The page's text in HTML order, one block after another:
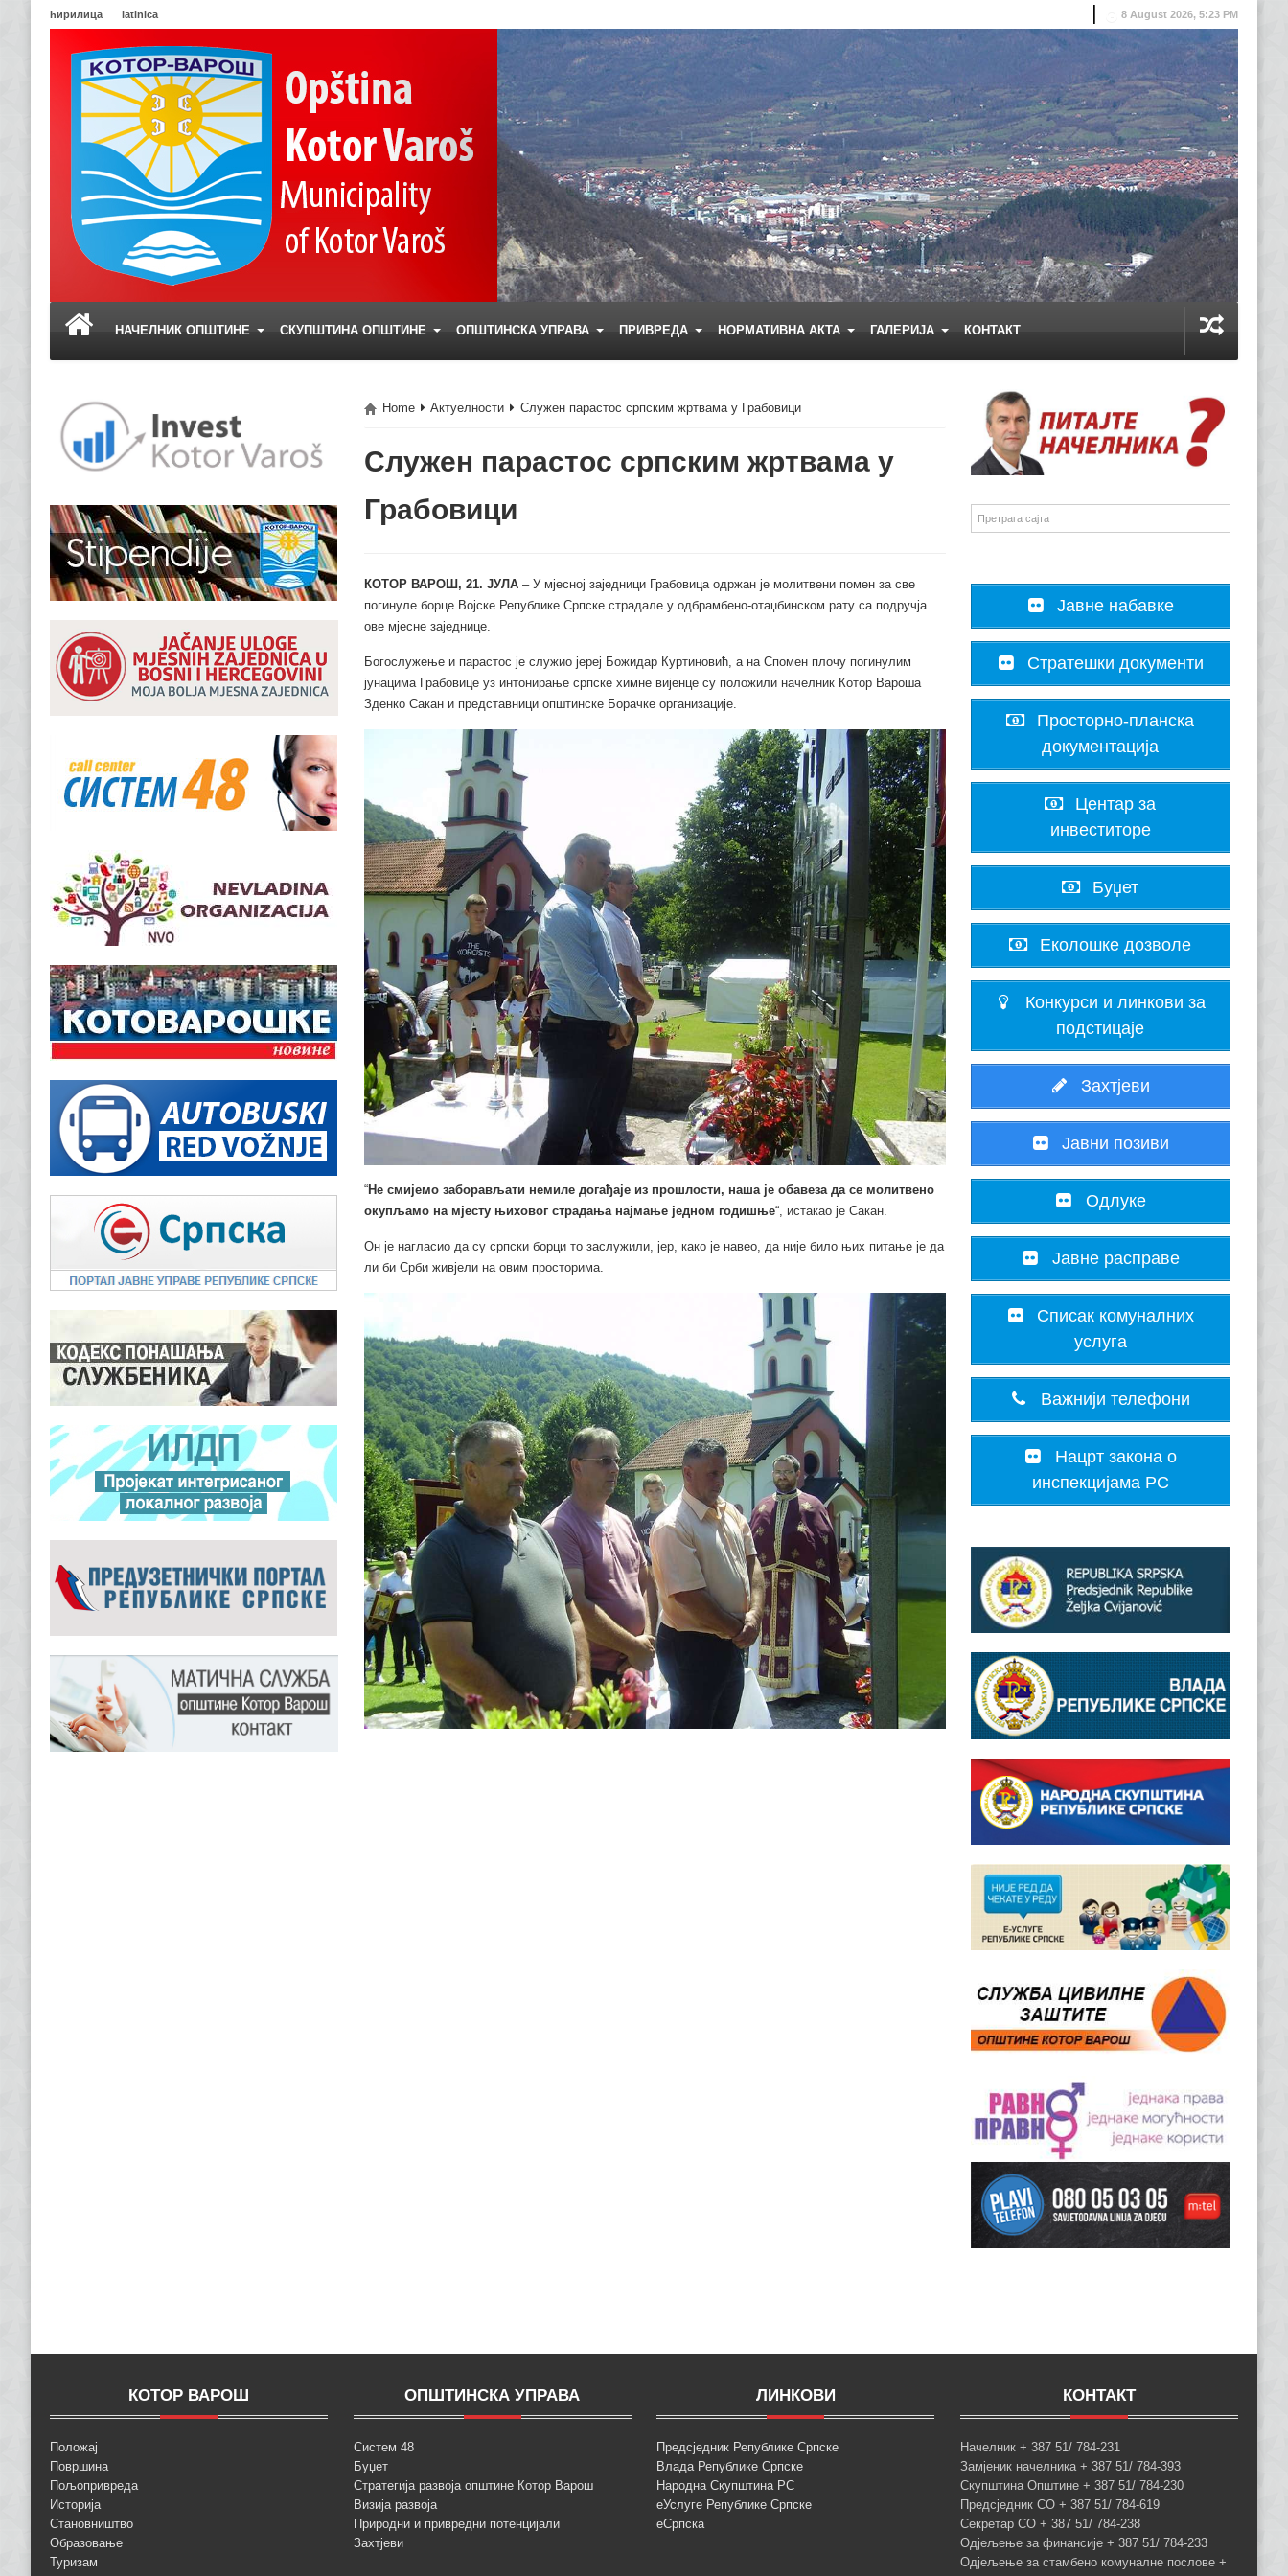
ћирилица latinica 8 August 2026, 5:23 PM
НАЧЕЛНИК ОПШТИНЕ СКУПШТИНА ОПШТИНЕ ОПШТИНСКА УПРАВА ПРИВРЕДА НОРМАТИВНА АКТА ГАЛЕРИЈА КОНТАКТ
Home Актуелности Служен парастос српским жртвама у Грабовици
Служен парастос српским жртвама у
Грабовици
КОТОР ВАРОШ, 21. ЈУЛА– У мјесној заједници Грабовица одржан је молитвени помен за све
погинуле борце Војске Републике Српске страдале у одбрамбено-отаџбинском рату са подручја
ове мјесне заједнице.
Богослужење и парастос је служио јереј Божидар Куртиновић, а на Спомен плочу погинулим
јунацима Грабовице уз интонирање српске химне вијенце су положили начелник Котор Вароша
Зденко Сакан и представници општинске Борачке организације.
“Не смијемо заборављати немиле догађаје из прошлости, наша је обавеза да се молитвено
окупљамо на мјесту њиховог страдања најмање једном годишње“, истакао је Сакан.
Он је нагласио да су српски борци то заслужили, јер, како је навео, да није било њих питање је да
ли би Срби живјели на овим просторима.
Јавне набавке
Стратешки документи
Просторно-планска
документација
Центар за
инвеститоре
Буџет
Еколошке дозволе
Конкурси и линкови за
подстицаје
Захтјеви
Јавни позиви
Одлуке
Јавне расправе
Списак комуналних
услуга
Важнији телефони
Нацрт закона о
инспекцијама РС
КОТОР ВАРОШ
Положај
Површина
Пољопривреда
Историја
Становништво
Образовање
Туризам
ОПШТИНСКА УПРАВА
Систем 48
Буџет
Стратегија развоја општине Котор Варош
Визија развоја
Природни и привредни потенцијали
Захтјеви
ЛИНКОВИ
Предсједник Републике Српске
Влада Републике Српске
Народна Скупштина РС
еУслуге Републике Српске
еСрпска
КОНТАКТ
Начелник + 387 51/ 784-231
Замјеник начелника + 387 51/ 784-393
Скупштина Општине + 387 51/ 784-230
Предсједник СО + 387 51/ 784-619
Секретар СО + 387 51/ 784-238
Одјељење за финансије + 387 51/ 784-233
Одјељење за стамбено комуналне послове +